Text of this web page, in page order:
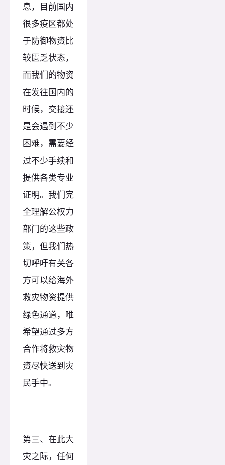
息，目前国内
很多疫区都处
于防御物资比
较匮乏状态，
而我们的物资
在发往国内的
时候，交接还
是会遇到不少
困难，需要经
过不少手续和
提供各类专业
证明。我们完
全理解公权力
部门的这些政
策，但我们热
切呼吁有关各
方可以给海外
救灾物资提供
绿色通道，唯
希望通过多方
合作将救灾物
资尽快送到灾
民手中。
第三、在此大
灾之际，任何